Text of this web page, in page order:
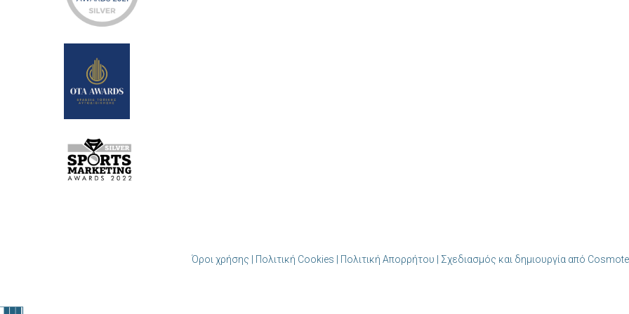
Όροι χρήσης | Πολιτική Cookies | Πολιτική Απορρήτου | Σχεδιασμός και δημιουργία από Cosmote